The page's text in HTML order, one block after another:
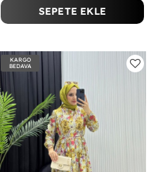
SEPETE EKLE
KARGO
BEDAVA